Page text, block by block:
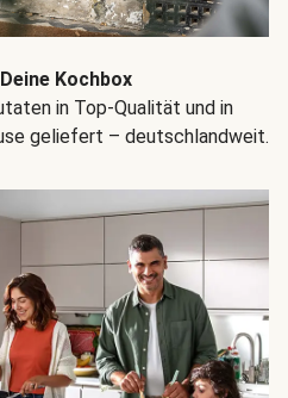
Kochbox
in Top-Qualität und in
geliefert – deutschlandweit.